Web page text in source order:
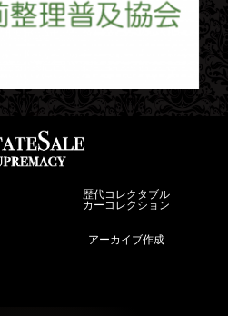
歴代コレクタブル
カーコレクション
アーカイブ作成